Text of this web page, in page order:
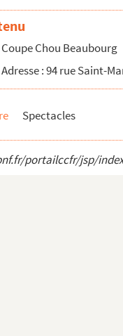
Jean Cocteau
Coupe Chou Beaubourg
Adresse : 94 rue Saint-
Spectacles
portailccfr/jsp/